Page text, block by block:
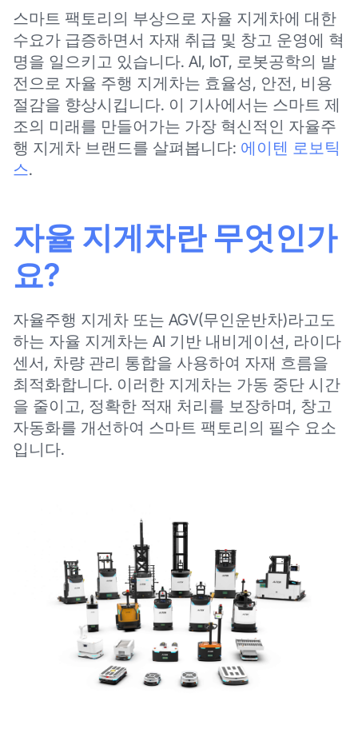
스마트 팩토리의 부상으로 자율 지게차에 대한
수요가 급증하면서 자재 취급 및 창고 운영에 혁
명을 일으키고 있습니다. AI, IoT, 로봇공학의 발
전으로 자율 주행 지게차는 효율성, 안전, 비용
절감을 향상시킵니다. 이 기사에서는 스마트 제
조의 미래를 만들어가는 가장 혁신적인 자율주
행 지게차 브랜드를 살펴봅니다: 에이텐 로보틱
스.
자율 지게차란 무엇인가
요?
자율주행 지게차 또는 AGV(무인운반차)라고도
하는 자율 지게차는 AI 기반 내비게이션, 라이다
센서, 차량 관리 통합을 사용하여 자재 흐름을
최적화합니다. 이러한 지게차는 가동 중단 시간
을 줄이고, 정확한 적재 처리를 보장하며, 창고
자동화를 개선하여 스마트 팩토리의 필수 요소
입니다.